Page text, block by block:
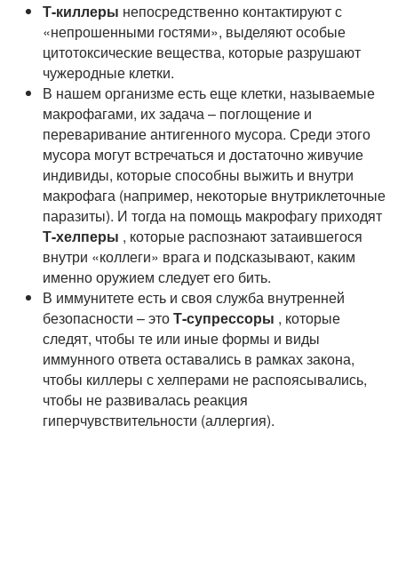
Т-киллеры непосредственно контактируют с
«непрошенными гостями», выделяют особые
цитотоксические вещества, которые разрушают
чужеродные клетки.
В нашем организме есть еще клетки, называемые
макрофагами, их задача – поглощение и
переваривание антигенного мусора. Среди этого
мусора могут встречаться и достаточно живучие
индивиды, которые способны выжить и внутри
макрофага (например, некоторые внутриклеточные
паразиты). И тогда на помощь макрофагу приходят
Т-хелперы , которые распознают затаившегося
внутри «коллеги» врага и подсказывают, каким
именно оружием следует его бить.
В иммунитете есть и своя служба внутренней
безопасности – этоТ-супрессоры , которые
следят, чтобы те или иные формы и виды
иммунного ответа оставались в рамках закона,
чтобы киллеры с хелперами не распоясывались,
чтобы не развивалась реакция
гиперчувствительности (аллергия).